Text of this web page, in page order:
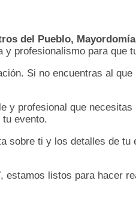
del Pueblo,
y profesionalismo para que
Si no encuentras al que
y profesional que necesitas
evento.
sobre ti y los detalles de
, estamos listos para hacer